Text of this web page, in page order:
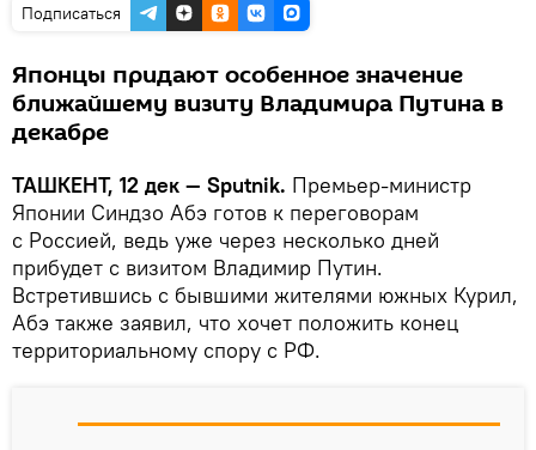
Подписаться
Японцы придают особенное значение
ближайшему визиту Владимира Путина в
декабре
ТАШКЕНТ, 12 дек — Sputnik. Премьер-министр
Японии Синдзо Абэ готов к переговорам
с Россией, ведь уже через несколько дней
прибудет с визитом Владимир Путин.
Встретившись с бывшими жителями южных Курил,
Абэ также заявил, что хочет положить конец
территориальному спору с РФ.